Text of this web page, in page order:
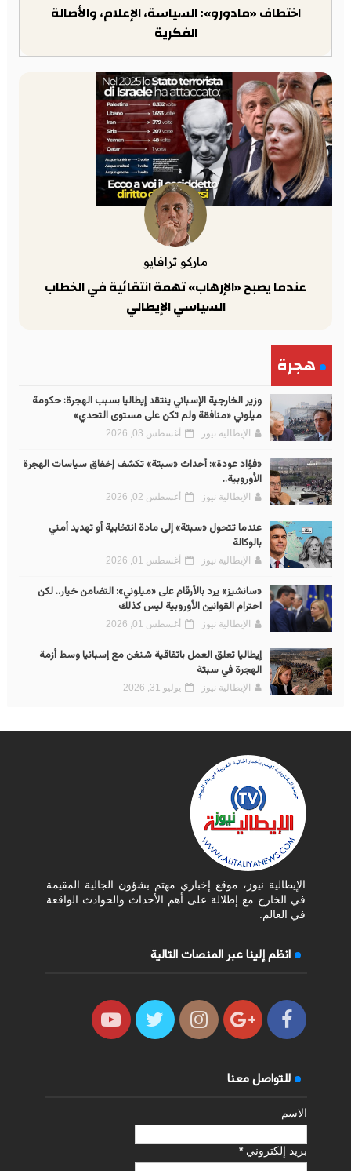
اختطاف «مادورو»: السياسة، الإعلام، والأصالة
الفكرية
ماركو ترافايو
عندما يصبح «الإرهاب» تهمة انتقائية في الخطاب
السياسي الإيطالي
هجرة
وزير الخارجية الإسباني ينتقد إيطاليا بسبب الهجرة: حكومة
ميلوني «منافقة ولم تكن على مستوى التحدي»
الإيطالية نيوز أغسطس 03, 2026
«فؤاد عودة»: أحداث «سبتة» تكشف إخفاق سياسات الهجرة
الأوروبية..
الإيطالية نيوز أغسطس 02, 2026
عندما تتحول «سبتة» إلى مادة انتخابية أو تهديد أمني
بالوكالة
الإيطالية نيوز أغسطس 01, 2026
«سانشيز» يرد بالأرقام على «ميلوني»: التضامن خيار.. لكن
احترام القوانين الأوروبية ليس كذلك
الإيطالية نيوز أغسطس 01, 2026
إيطاليا تعلق العمل باتفاقية شنغن مع إسبانيا وسط أزمة
الهجرة في سبتة
الإيطالية نيوز يوليو 31, 2026
الإيطالية نيوز، موقع إخباري مهتم بشؤون الجالية المقيمة
في الخارج مع إطلالة على أهم الأحداث والحوادث الواقعة
في العالم.
انظم إلينا عبر المنصات التالية
للتواصل معنا
الاسم
بريد إلكتروني*